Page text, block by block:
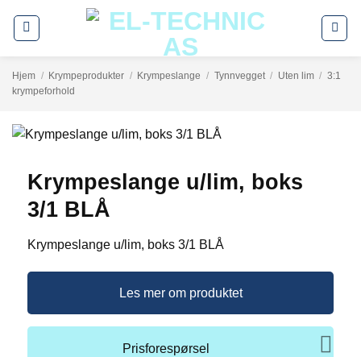
Hjem / Krympeprodukter / Krympeslange / Tynnvegget / Uten lim / 3:1
krympeforhold
Krympeslange u/lim, boks
3/1 BLÅ
Krympeslange u/lim, boks 3/1 BLÅ
Les mer om produktet
Prisforespørsel